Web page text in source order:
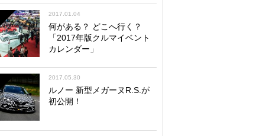
2017.01.04
何がある？ どこへ行く？
「2017年版クルマイベント
カレンダー」
2017.05.30
ルノー 新型メガーヌR.S.が
初公開！